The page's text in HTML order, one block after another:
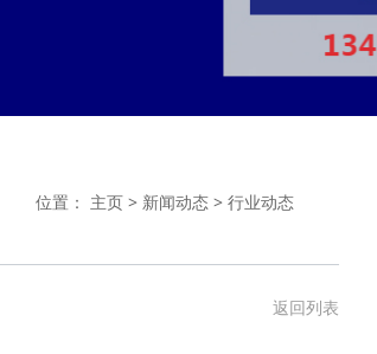
位置： 主页 > 新闻动态 > 行业动态
返回列表